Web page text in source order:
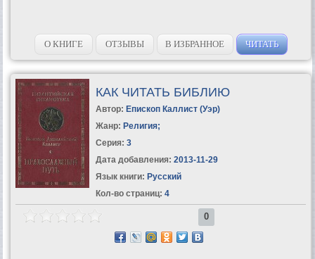
О КНИГЕ ОТЗЫВЫ В ИЗБРАННОЕ ЧИТАТЬ
КАК ЧИТАТЬ БИБЛИЮ
Автор: Епископ Каллист (Уэр)
Жанр: Религия;
Серия: 3
Дата добавления: 2013-11-29
Язык книги: Русский
Кол-во страниц: 4
0